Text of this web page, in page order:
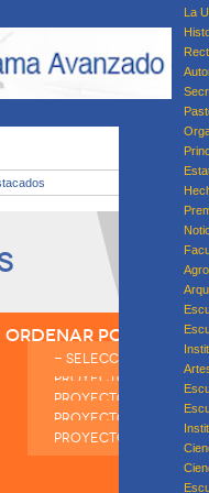
La
ORDENAR POR:
- SELECCIONAR -
PROYECTOS MÁS VISTOS
PROYECTOS MÁS
PROYECTOS MÁS
PROYECTOS MÁS